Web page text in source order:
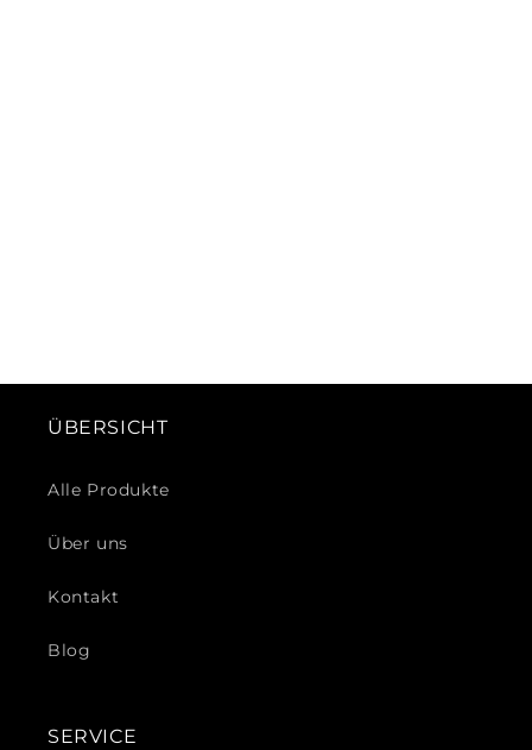
ÜBERSICHT
Alle Produkte
Über uns
Kontakt
Blog
SERVICE